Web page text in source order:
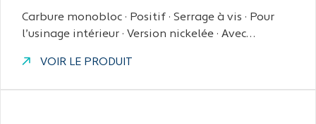
Carbure monobloc · Positif · Serrage à vis · Pour
l’usinage intérieur · Version nickelée · Avec…
VOIR LE PRODUIT